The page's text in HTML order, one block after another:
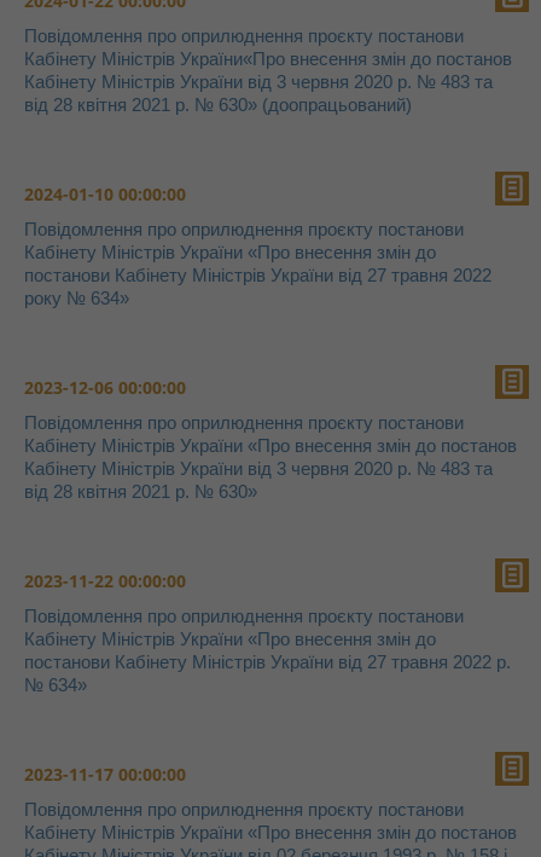
Повідомлення про оприлюднення проєкту постанови
Кабінету Міністрів України«Про внесення змін до постанов
Кабінету Міністрів України від 3 червня 2020 р. № 483 та
від 28 квітня 2021 р. № 630» (доопрацьований)
2024-01-10 00:00:00
Повідомлення про оприлюднення проєкту постанови
Кабінету Міністрів України «Про внесення змін до
постанови Кабінету Міністрів України від 27 травня 2022
року № 634»
2023-12-06 00:00:00
Повідомлення про оприлюднення проєкту постанови
Кабінету Міністрів України «Про внесення змін до постанов
Кабінету Міністрів України від 3 червня 2020 р. № 483 та
від 28 квітня 2021 р. № 630»
2023-11-22 00:00:00
Повідомлення про оприлюднення проєкту постанови
Кабінету Міністрів України «Про внесення змін до
постанови Кабінету Міністрів України від 27 травня 2022 р.
№ 634»
2023-11-17 00:00:00
Повідомлення про оприлюднення проєкту постанови
Кабінету Міністрів України «Про внесення змін до постанов